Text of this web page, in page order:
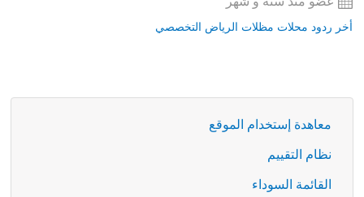
أخر ردود محلات مظلات الرياض التخصصي
معاهدة إستخدام الموقع
نظام التقييم
القائمة السوداء